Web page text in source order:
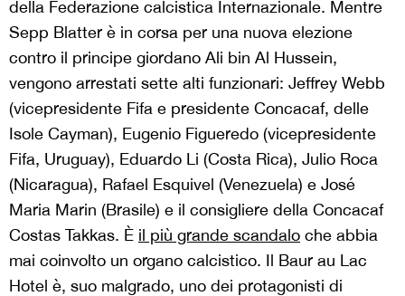
della Federazione calcistica Internazionale. Mentre
Sepp Blatter è in corsa per una nuova elezione
contro il principe giordano Ali bin Al Hussein,
vengono arrestati sette alti funzionari: Jeffrey Webb
(vicepresidente Fifa e presidente Concacaf, delle
Isole Cayman), Eugenio Figueredo (vicepresidente
Fifa, Uruguay), Eduardo Li (Costa Rica), Julio Roca
(Nicaragua), Rafael Esquivel (Venezuela) e José
Maria Marin (Brasile) e il consigliere della Concacaf
Costas Takkas. È il più grande scandalo che abbia
mai coinvolto un organo calcistico. Il Baur au Lac
Hotel è, suo malgrado, uno dei protagonisti di